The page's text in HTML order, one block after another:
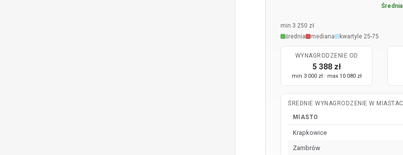
min 3 250 zł
średnia
mediana kwartyle 25-75
WYNAGRODZENIE OD
5 388 zł
min 3 000 zł · max 10 080 zł
ŚREDNIE WYNAGRODZENIE W
MIASTO
Krapkowice
Zambrów